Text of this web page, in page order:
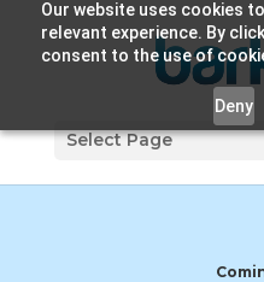
Our website uses cookies
relevant experience. By
consent to the use of
Deny
Select Page